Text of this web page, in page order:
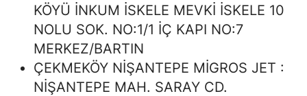
KÖYÜ İNKUM İSKELE MEVKİ İSKELE 10
NOLU SOK. NO:1/1 İÇ KAPI NO:7
MERKEZ/BARTIN
ÇEKMEKÖY NİŞANTEPE MİGROS JET :
NİŞANTEPE MAH. SARAY CD.